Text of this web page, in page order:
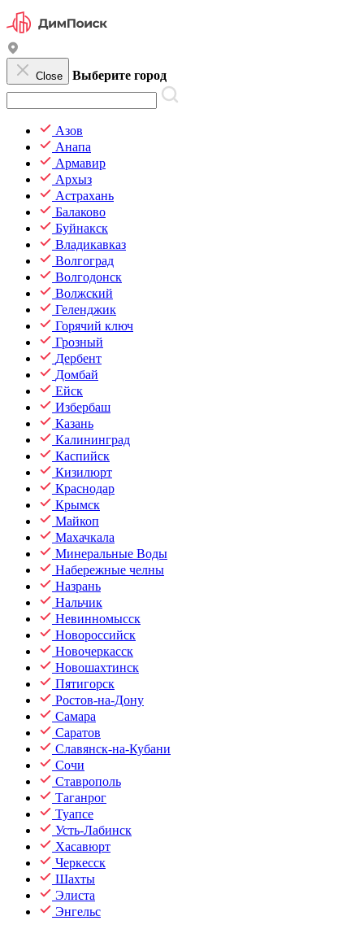
Close Выберите город
Азов
Анапа
Армавир
Архыз
Астрахань
Балаково
Буйнакск
Владикавказ
Волгоград
Волгодонск
Волжский
Геленджик
Горячий ключ
Грозный
Дербент
Домбай
Ейск
Избербаш
Казань
Калининград
Каспийск
Кизилюрт
Краснодар
Крымск
Майкоп
Махачкала
Минеральные Воды
Набережные челны
Назрань
Нальчик
Невинномысск
Новороссийск
Новочеркасск
Новошахтинск
Пятигорск
Ростов-на-Дону
Самара
Саратов
Славянск-на-Кубани
Сочи
Ставрополь
Таганрог
Туапсе
Усть-Лабинск
Хасавюрт
Черкесск
Шахты
Элиста
Энгельс